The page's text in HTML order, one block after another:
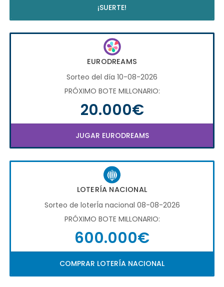
¡SUERTE!
EURODREAMS
Sorteo del día 10-08-2026
PRÓXIMO BOTE MILLONARIO:
20.000€
JUGAR EURODREAMS
LOTERÍA NACIONAL
Sorteo de loterÍa nacional 08-08-2026
PRÓXIMO BOTE MILLONARIO:
600.000€
COMPRAR LOTERÍA NACIONAL